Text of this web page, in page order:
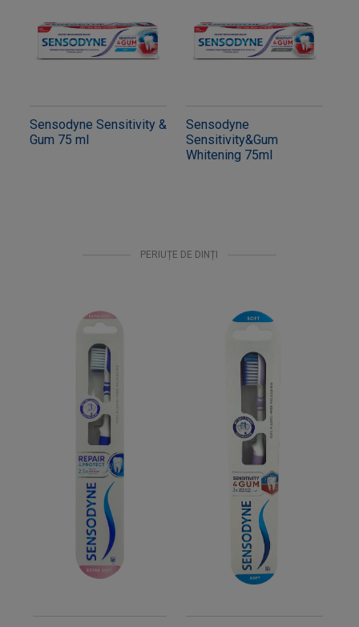
Sensodyne Sensitivity &
Gum 75 ml
Sensodyne
Sensitivity&Gum
Whitening 75ml
PERIUȚE DE DINȚI